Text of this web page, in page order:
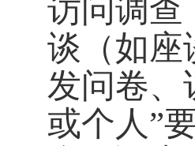
访问调查
谈（如座
发问卷、
或个人”